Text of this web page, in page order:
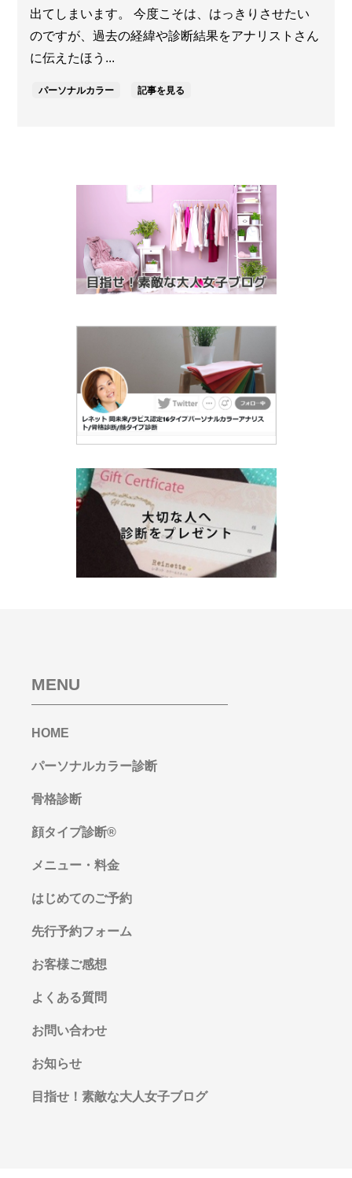
出てしまいます。 今度こそは、はっきりさせたい
のですが、過去の経緯や診断結果をアナリストさん
に伝えたほう...
パーソナルカラー 記事を見る
MENU
HOME
パーソナルカラー診断
骨格診断
顔タイプ診断®︎
メニュー・料金
はじめてのご予約
先行予約フォーム
お客様ご感想
よくある質問
お問い合わせ
お知らせ
目指せ！素敵な大人女子ブログ